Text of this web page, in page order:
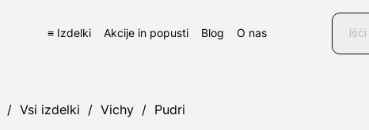
≡ Izdelki Akcije in popusti Blog O nas
/ Vsi izdelki / Vichy / Pudri